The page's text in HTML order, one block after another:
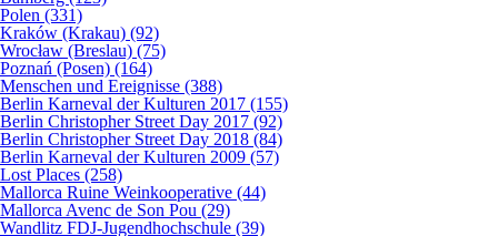
Polen (331)
Kraków (Krakau) (92)
Wrocław (Breslau) (75)
Poznań (Posen) (164)
Menschen und Ereignisse (388)
Berlin Karneval der Kulturen 2017 (155)
Berlin Christopher Street Day 2017 (92)
Berlin Christopher Street Day 2018 (84)
Berlin Karneval der Kulturen 2009 (57)
Lost Places (258)
Mallorca Ruine Weinkooperative (44)
Mallorca Avenc de Son Pou (29)
Wandlitz FDJ-Jugendhochschule (39)